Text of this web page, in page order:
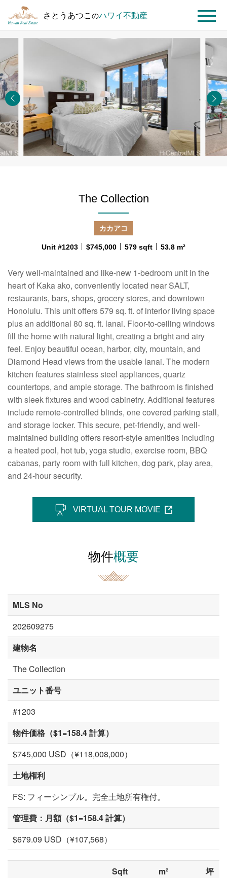
さとうあつこのハワイ不動産 MENU
ト
プ
ペ
ー
ジ
ハ
動
産
を
探
す
The
The Collection
カカアコ
Unit #1203 $745,000 579 sqft 53.8 m²
Very well-maintained and like-new 1-bedroom unit in the
heart of Kaka ako, conveniently located near SALT,
restaurants, bars, shops, grocery stores, and downtown
Honolulu. This unit offers 579 sq. ft. of interior living space
plus an additional 80 sq. ft. lanai. Floor-to-ceiling windows
fill the home with natural light, creating a bright and airy
feel. Enjoy beautiful ocean, harbor, city, mountain, and
Diamond Head views from the usable lanai. The modern
kitchen features stainless steel appliances, quartz
countertops, and ample storage. The bathroom is finished
with sleek fixtures and wood cabinetry. Additional features
include remote-controlled blinds, one covered parking stall,
and storage locker. This secure, pet-friendly, and well-
maintained building offers resort-style amenities including
a heated pool, hot tub, yoga studio, exercise room, BBQ
cabanas, party room with full kitchen, dog park, play area,
and 24-hour security.
VIRTUAL TOUR MOVIE
物件概要
MLS No
202609275
建物名
The Collection
ユニット番号
#1203
物件価格（$1=158.4 計算）
$745,000 USD（¥118,008,000）
土地権利
FS: フィーシンプル。完全土地所有権付。
管理費：月額（$1=158.4 計算）
$679.09 USD（¥107,568）
Sqft m²
坪